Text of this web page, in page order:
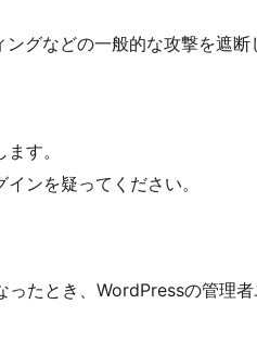
グなどの一般的な攻撃を遮断
す。
ンを疑ってください。
たとき、WordPressの管理